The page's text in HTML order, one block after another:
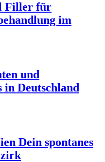
Filler für
im
und
in Deutschland
Dein spontanes